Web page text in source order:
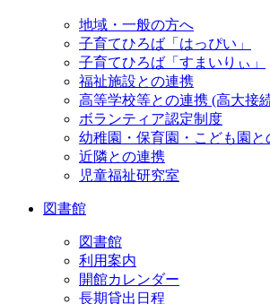
地域・一般の方へ
子育てひろば「はっぴい」
子育てひろば「すまいりぃ」
福祉施設との連携
高等学校等との連携 (高大接
ボランティア認定制度
幼稚園・保育園・こども園と
近隣との連携
児童福祉研究室
図書館
図書館
利用案内
開館カレンダー
長期貸出日程